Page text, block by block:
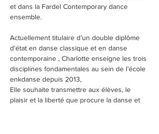
et dans la Fardel Contemporary dance
ensemble.
Actuellement titulaire d’un double diplôme
d’état en danse classique et en danse
contemporaine , Charlotte enseigne les trois
disciplines fondamentales au sein de l’école
enkdanse depuis 2013,
Elle souhaite transmettre aux élèves, le
plaisir et la liberté que procure la danse et